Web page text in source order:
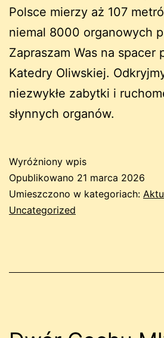
Polsce mierzy aż 107
niemal 8000 organowych
Zapraszam Was na spacer
Katedry Oliwskiej.
niezwykłe zabytki i
słynnych organów.
Wyróżniony wpis
Opublikowano 21 marca 2026
Umieszczono w kategoriach:
Uncategorized